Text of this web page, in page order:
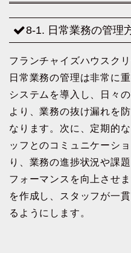
8-1. 日常業務の管理
フランチャイズハウスク
日常業務の管理は非常に
システムを導入し、日々
より、業務の抜け漏れを
なります。次に、定期的
ッフとのコミュニケーシ
り、業務の進捗状況や課
フォーマンスを向上させ
を作成し、スタッフが一
るようにします。